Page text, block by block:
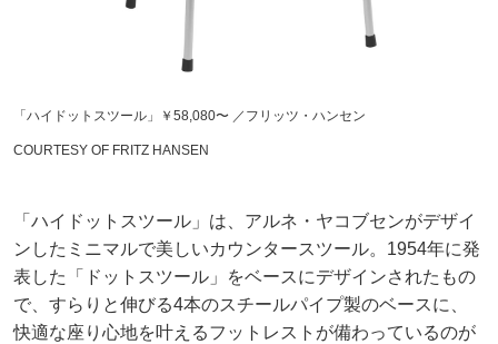
「ハイドットスツール」￥58,080〜 ／フリッツ・ハンセン
COURTESY OF FRITZ HANSEN
「ハイドットスツール」は、アルネ・ヤコブセンがデザイ
ンしたミニマルで美しいカウンタースツール。1954年に発
表した「ドットスツール」をベースにデザインされたもの
で、すらりと伸びる4本のスチールパイプ製のベースに、
快適な座り心地を叶えるフットレストが備わっているのが